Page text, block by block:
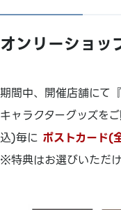
オンリーショッ
期間中、開催店舗にて
キャラクターグッズを
込)毎に ポストカード(
※特典はお選びいただけ